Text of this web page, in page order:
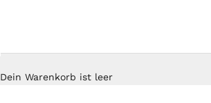
Dein Warenkorb ist leer